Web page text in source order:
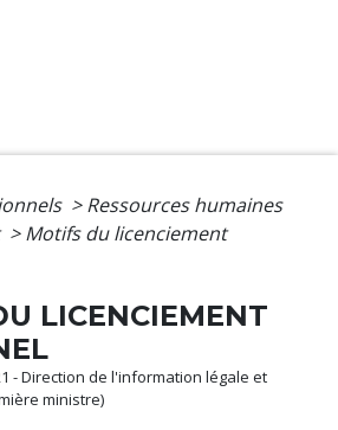
> Ressources humaines
> Motifs du licenciement
LICENCIEMENT
- Direction de l'information légale et
ministre)